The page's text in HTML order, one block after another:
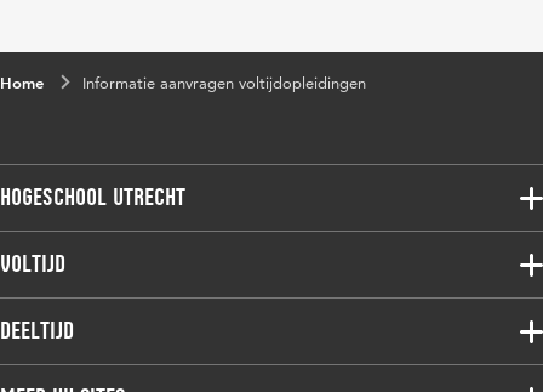
Home Informatie aanvragen voltijdopleidingen
Hogeschool Utrecht
Voltijdopleidingen
Deeltijdopleidingen
Onderzoek
Voltijd
Associate degree
Bachelor
Deeltijd
Associate degree